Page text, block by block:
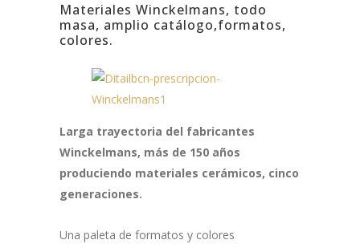
Materiales Winckelmans, todo
masa, amplio catálogo,formatos,
colores.
Larga trayectoria del fabricantes
Winckelmans, más de 150 años
produciendo materiales cerámicos, cinco
generaciones.
Una paleta de formatos y colores